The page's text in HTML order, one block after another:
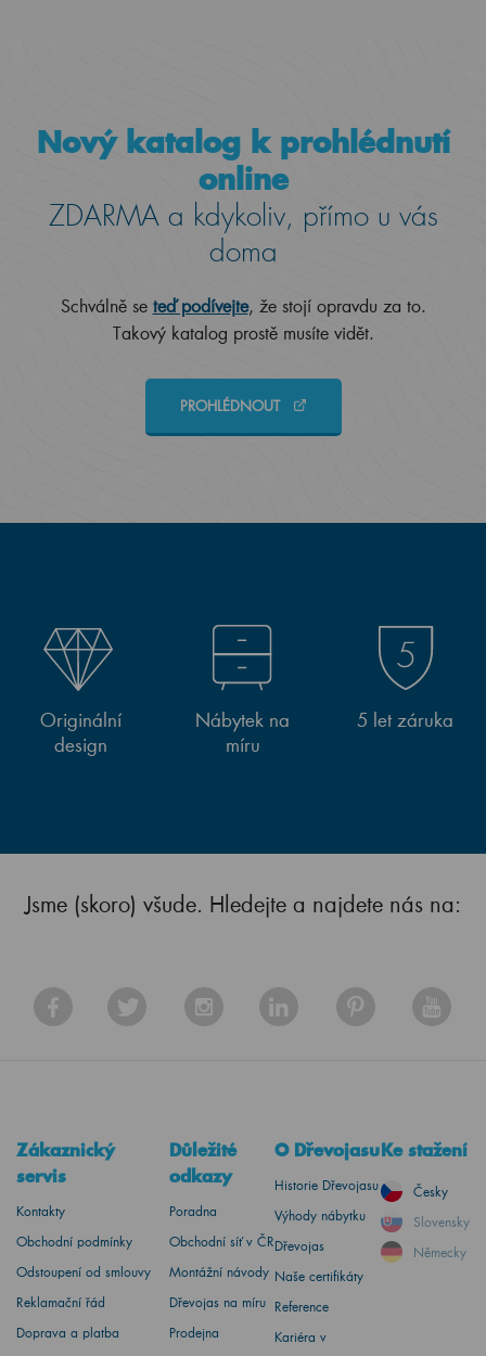
Nový katalog k prohlédnutí
online
ZDARMA a kdykoliv, přímo u vás
doma
Schválně se teď podívejte, že stojí opravdu za to.
Takový katalog prostě musíte vidět.
PROHLÉDNOUT
Originální
design
Nábytek na
míru
5 let záruka
Jsme (skoro) všude. Hledejte a najdete nás na:
Zákaznický
servis
Kontakty
Obchodní podmínky
Odstoupení od smlouvy
Reklamační řád
Doprava a platba
Důležité
odkazy
Poradna
Obchodní síť v ČR
Montážní návody
Dřevojas na míru
Prodejna
O Dřevojasu
Historie Dřevojasu
Výhody nábytku
Dřevojas
Naše certifikáty
Reference
Kariéra v
Ke stažení
Česky
Slovensky
Německy